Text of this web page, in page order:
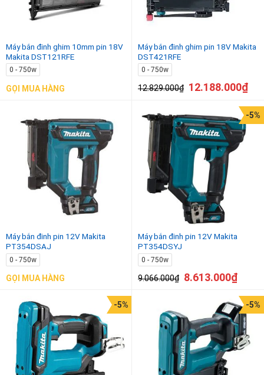
Máy bắn đinh ghim 10mm pin 18V
Makita DST121RFE
0 - 750w
GỌI MUA HÀNG
Máy bắn đinh ghim pin 18V Makita
DST421RFE
0 - 750w
12.829.000₫ 12.188.000₫
Máy bắn đinh pin 12V Makita
PT354DSAJ
0 - 750w
GỌI MUA HÀNG
Máy bắn đinh pin 12V Makita
PT354DSYJ
0 - 750w
9.066.000₫
-5%
8.613.000₫
-5% -5%